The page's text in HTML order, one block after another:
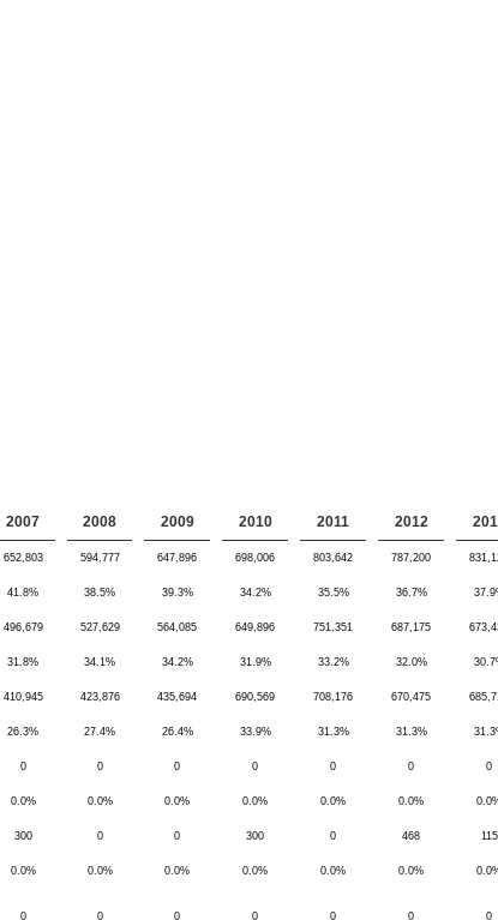
2007 2008 2009 2010 2011 2012
652,803 594,777 647,896 698,006 803,642 787,200
41.8% 38.5% 39.3% 34.2% 35.5% 36.7%
496,679 527,629 564,085 649,896 751,351 687,175
31.8% 34.1% 34.2% 31.9% 33.2% 32.0%
410,945 423,876 435,694 690,569 708,176 670,475
26.3% 27.4% 26.4% 33.9% 31.3% 31.3%
0 0 0 0 0 0 0
0.0% 0.0% 0.0% 0.0% 0.0% 0.0%
300 0 0 300 0 468 115
0.0% 0.0% 0.0% 0.0% 0.0% 0.0%
0 0 0 0 0 0 0